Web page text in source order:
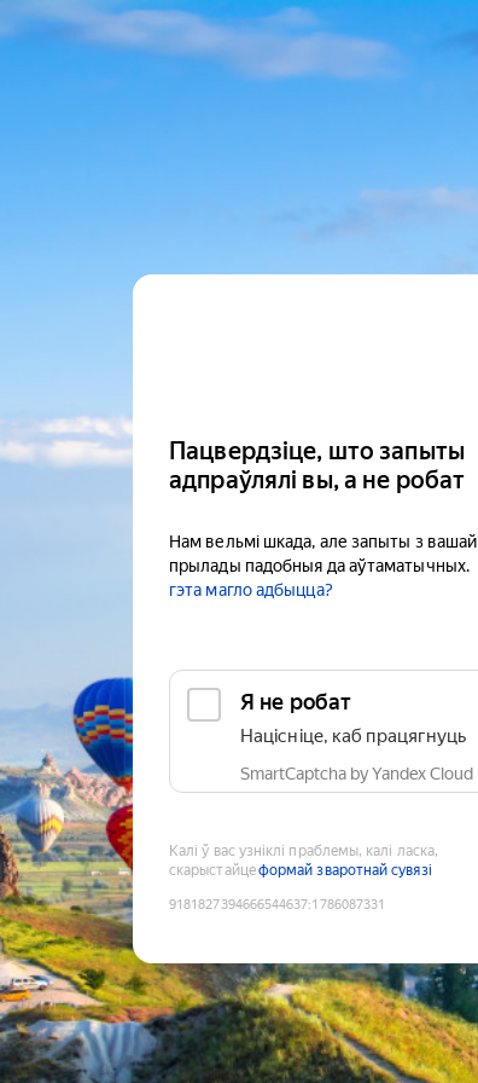
Пацвердзіце, што запыты
адпраўлялі вы, а не робат
Нам вельмі шкада, але запыты з вашай
прылады падобныя да аўтаматычных.
гэта магло адбыцца?
Я не робат
Націсніце, каб працягнуць
SmartCaptcha by Yandex Cloud
Калі ў вас узніклі праблемы, калі ласка,
скарыстайцеформай зваротнай сувязі
9181827394666544637:1786087331